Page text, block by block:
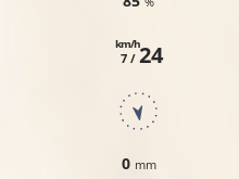
7 /
km/h24
0 mm